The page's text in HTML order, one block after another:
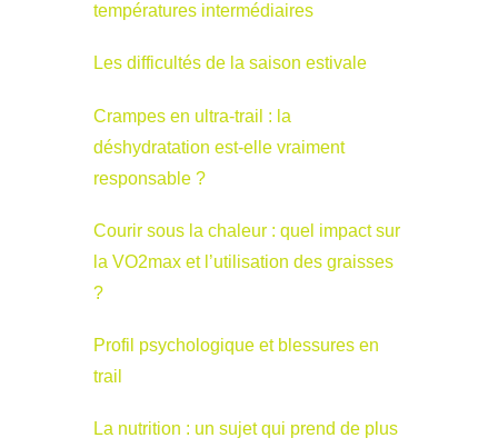
températures intermédiaires
Les difficultés de la saison estivale
Crampes en ultra-trail : la
déshydratation est-elle vraiment
responsable ?
Courir sous la chaleur : quel impact sur
la VO2max et l’utilisation des graisses
?
Profil psychologique et blessures en
trail
La nutrition : un sujet qui prend de plus